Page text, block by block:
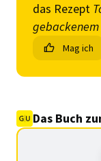
das Rezept
gebackenem
Mag ich
Das Buch